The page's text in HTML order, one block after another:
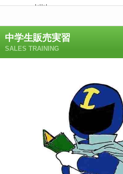
中学生販売実習
SALES TRAINING